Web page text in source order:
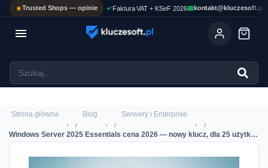
Trusted Shops — opinie Faktura VAT + KSeF 2026 kontakt@kluczesoft.pl

Strona główna
›
Blog
›
Serwery i Enterprise
›
Windows Server 2025 Essentials cena 2026 — nowy klucz, dla 25 użytkowników
ASYSTENT AI